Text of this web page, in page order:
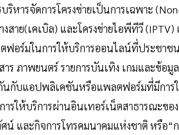
หารจัดการโครงข่ายเป็นการเฉพาะ
สาย(เคเบิล) และโครงข่ายไอพีทีวี
ร์มในการให้บริการออนไลน์ที่ประชาช
าร ภาพยนตร์ รายการบันเทิง เกมและข้อ
กับแอปพลิเคชันหรือแพลตฟอร์มที่มีการ
รให้บริการผ่านอินเทอร์เน็ตสาธารณะข
ศน์ และกิจการโทรคมนาคมแห่งชาติ หรือ